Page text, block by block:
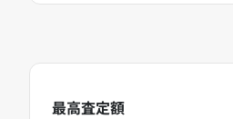
最高査定額